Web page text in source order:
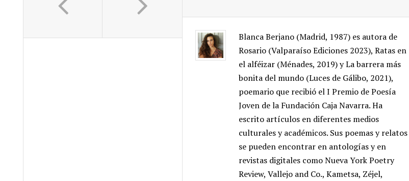
Blanca Berjano (Madrid, 1987) es autora de
Rosario (Valparaíso Ediciones 2023), Ratas en
el alféizar (Ménades, 2019) y La barrera más
bonita del mundo (Luces de Gálibo, 2021),
poemario que recibió el I Premio de Poesía
Joven de la Fundación Caja Navarra. Ha
escrito artículos en diferentes medios
culturales y académicos. Sus poemas y relatos
se pueden encontrar en antologías y en
revistas digitales como Nueva York Poetry
Review, Vallejo and Co., Kametsa, Zéjel,